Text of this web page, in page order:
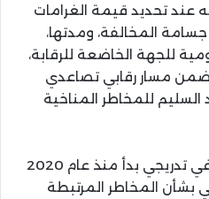
عند تحديد قيمة الغرامات
جسامة المخالفة، ومدتها،
للجهة الخاضعة للرقابة،
ضمن مسار رقابي تصاعدي
السليم للمخاطر المناخية
ويأتي ذلك في إطار نهج إشرافي تدريجي بدأ منذ عام 2020
بشأن المخاطر المرتبطة